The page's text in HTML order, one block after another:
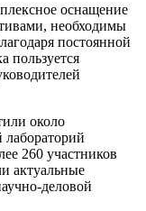
оснащение
необходимы
постоянной
пользуется
около
лабораторий
260 участников
актуальные
деловой